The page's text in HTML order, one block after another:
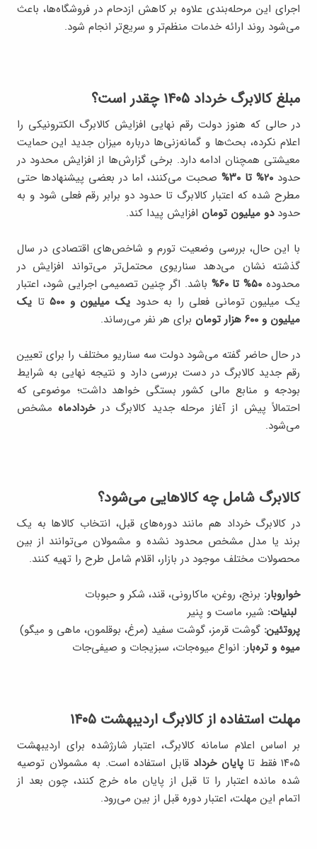
اجرای این مرحله‌بندی علاوه بر کاهش ازدحام در فروشگاه‌ها، باعث
می‌شود روند ارائه خدمات منظم‌تر و سریع‌تر انجام شود.
مبلغ کالابرگ خرداد ۱۴۰۵ چقدر است؟
در حالی که هنوز دولت رقم نهایی افزایش کالابرگ الکترونیکی را
اعلام نکرده، بحث‌ها و گمانه‌زنی‌ها درباره میزان جدید این حمایت
معیشتی همچنان ادامه دارد. برخی گزارش‌ها از افزایش محدود در
حدود ۲۰% تا ۳۰%
صحبت می‌کنند، اما در بعضی پیشنهادها حتی
مطرح شده که اعتبار کالابرگ تا حدود دو برابر رقم فعلی شود و به
حدوددو میلیون تومان افزایش پیدا کند.
با این حال، بررسی وضعیت تورم و شاخص‌های اقتصادی در سال
گذشته نشان می‌دهد سناریوی محتمل‌تر می‌تواند افزایش در
محدوده ۵۰% تا ۶۰%
باشد. اگر چنین تصمیمی اجرایی شود، اعتبار
یک میلیون تومانی فعلی را به حدودیک میلیون و ۵۰۰ تا یک
میلیون و ۶۰۰ هزار تومان
برای هر نفر می‌رساند.
در حال حاضر گفته می‌شود دولت سه سناریو مختلف را برای تعیین
رقم جدید کالابرگ در دست بررسی دارد و نتیجه نهایی به شرایط
بودجه و منابع مالی کشور بستگی خواهد داشت؛ موضوعی که
احتمالاً پیش از آغاز مرحله جدید کالابرگ درخردادماهمشخص
می‌شود.
کالابرگ شامل چه کالاهایی می‌شود؟
در کالابرگ خرداد هم مانند دوره‌های قبل، انتخاب کالاها به یک
برند یا مدل مشخص محدود نشده و مشمولان می‌توانند از بین
محصولات مختلف موجود در بازار، اقلام شامل طرح را تهیه کنند.
خواروبار: برنج، روغن، ماکارونی، قند، شکر و حبوبات
لبنیات: شیر، ماست و پنیر
پروتئین: گوشت قرمز، گوشت سفید (مرغ، بوقلمون، ماهی و میگو)
میوه و تره‌بار: انواع میوه‌جات، سبزیجات و صیفی‌جات
مهلت استفاده از کالابرگ اردیبهشت ۱۴۰۵
بر اساس اعلام سامانه کالابرگ، اعتبار شارژشده برای اردیبهشت
۱۴۰۵ فقط تا
پایان خرداد قابل استفاده است. به مشمولان توصیه
شده مانده اعتبار را تا قبل از پایان ماه خرج کنند، چون بعد از
اتمام این مهلت، اعتبار دوره قبل از بین می‌رود.